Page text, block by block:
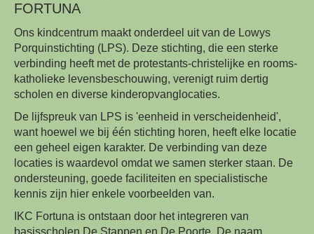
FORTUNA
Ons kindcentrum maakt onderdeel uit van de Lowys
Porquinstichting (LPS). Deze stichting, die een sterke
verbinding heeft met de protestants-christelijke en rooms-
katholieke levensbeschouwing, verenigt ruim dertig
scholen en diverse kinderopvanglocaties.
De lijfspreuk van LPS is 'eenheid in verscheidenheid',
want hoewel we bij één stichting horen, heeft elke locatie
een geheel eigen karakter. De verbinding van deze
locaties is waardevol omdat we samen sterker staan. De
ondersteuning, goede faciliteiten en specialistische
kennis zijn hier enkele voorbeelden van.
IKC Fortuna is ontstaan door het integreren van